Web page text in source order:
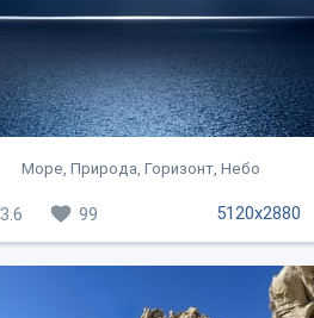
Море, Природа, Горизонт, Небо
5120x2880
3.6 99